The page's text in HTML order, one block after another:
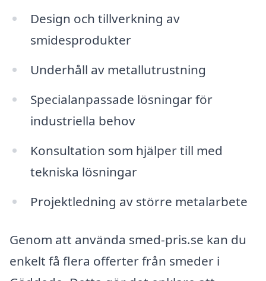
Design och tillverkning av
smidesprodukter
Underhåll av metallutrustning
Specialanpassade lösningar för
industriella behov
Konsultation som hjälper till med
tekniska lösningar
Projektledning av större metalarbete
Genom att använda smed-pris.se kan du
enkelt få flera offerter från smeder i